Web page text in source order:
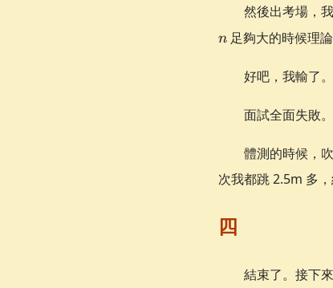
然後出考場，
n 足夠大的時候理
好吧，我輸了
面試全面失敗。
體測的時候，
次我都跳 2.5m 多
四
結束了。接下